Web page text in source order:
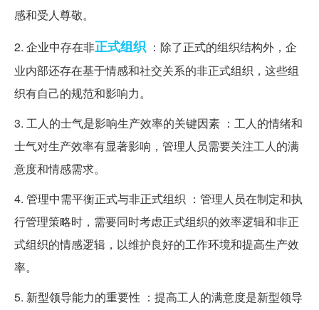
感和受人尊敬。
2. 企业中存在非正式组织 ：除了正式的组织结构外，企
业内部还存在基于情感和社交关系的非正式组织，这些组
织有自己的规范和影响力。
3. 工人的士气是影响生产效率的关键因素 ：工人的情绪和
士气对生产效率有显著影响，管理人员需要关注工人的满
意度和情感需求。
4. 管理中需平衡正式与非正式组织 ：管理人员在制定和执
行管理策略时，需要同时考虑正式组织的效率逻辑和非正
式组织的情感逻辑，以维护良好的工作环境和提高生产效
率。
5. 新型领导能力的重要性 ：提高工人的满意度是新型领导